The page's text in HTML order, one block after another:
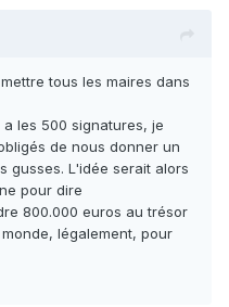
tous les maires dans
les 500 signatures, je
de nous donner un
gusses. L'idée serait alors
pour dire
800.000 euros au trésor
légalement, pour